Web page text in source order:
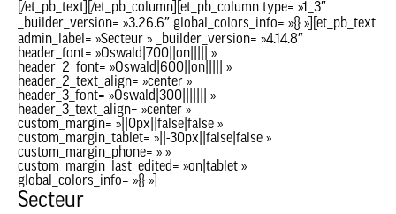
[/et_pb_text][/et_pb_column][et_pb_column type= »1_3″
_builder_version= »3.26.6″ global_colors_info= »{} »][et_pb_text
admin_label= »Secteur » _builder_version= »4.14.8″
header_font= »Oswald|700||on||||| »
header_2_font= »Oswald|600||on||||| »
header_2_text_align= »center »
header_3_font= »Oswald|300||||||| »
header_3_text_align= »center »
custom_margin= »||0px||false|false »
custom_margin_tablet= »||-30px||false|false »
custom_margin_phone= » »
custom_margin_last_edited= »on|tablet »
global_colors_info= »{} »]
Secteur